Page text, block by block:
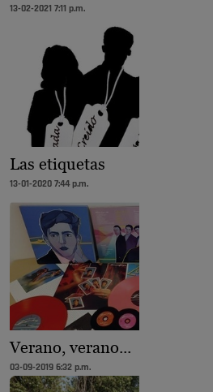
13-02-2021 7:11 p.m.
Las etiquetas
13-01-2020 7:44 p.m.
Verano, verano...
03-09-2019 6:32 p.m.